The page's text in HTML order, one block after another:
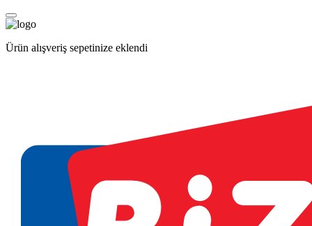
Ürün alışveriş sepetinize eklendi